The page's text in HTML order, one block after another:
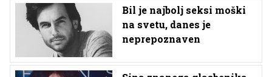
Bil je najbolj seksi moški
na svetu, danes je
neprepoznaven